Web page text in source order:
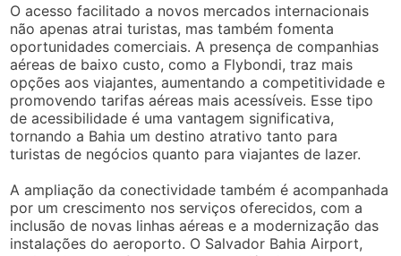
O acesso facilitado a novos mercados internacionais
não apenas atrai turistas, mas também fomenta
oportunidades comerciais. A presença de companhias
aéreas de baixo custo, como a Flybondi, traz mais
opções aos viajantes, aumentando a competitividade e
promovendo tarifas aéreas mais acessíveis. Esse tipo
de acessibilidade é uma vantagem significativa,
tornando a Bahia um destino atrativo tanto para
turistas de negócios quanto para viajantes de lazer.
A ampliação da conectividade também é acompanhada
por um crescimento nos serviços oferecidos, com a
inclusão de novas linhas aéreas e a modernização das
instalações do aeroporto. O Salvador Bahia Airport,